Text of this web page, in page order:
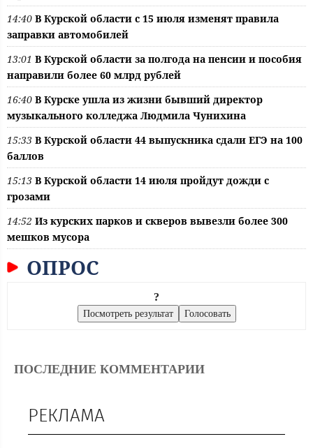
14:40 В Курской области с 15 июля изменят правила
заправки автомобилей
13:01 В Курской области за полгода на пенсии и пособия
направили более 60 млрд рублей
16:40 В Курске ушла из жизни бывший директор
музыкального колледжа Людмила Чунихина
15:33 В Курской области 44 выпускника сдали ЕГЭ на 100
баллов
15:13 В Курской области 14 июля пройдут дожди с
грозами
14:52 Из курских парков и скверов вывезли более 300
мешков мусора
ОПРОС
?
ПОСЛЕДНИЕ КОММЕНТАРИИ
РЕКЛАМА